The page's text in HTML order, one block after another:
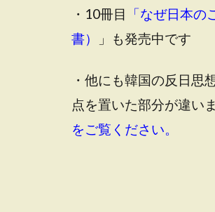
・10冊目 「なぜ日本の
書）
」も発売中です
・他にも韓国の反日思
点を置いた部分が違い
をご覧ください。